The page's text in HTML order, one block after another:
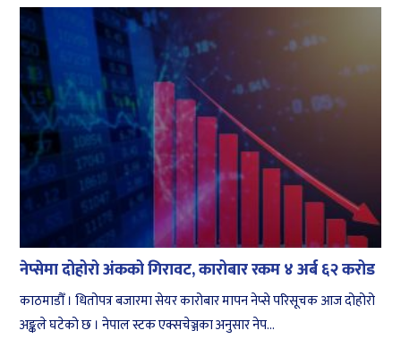
नेप्सेमा दोहोरो अंकको गिरावट, कारोबार रकम ४ अर्ब ६२ करोड
काठमाडौँ । धितोपत्र बजारमा सेयर कारोबार मापन नेप्से परिसूचक आज दोहोरो
अङ्कले घटेको छ । नेपाल स्टक एक्सचेञ्जका अनुसार नेप...